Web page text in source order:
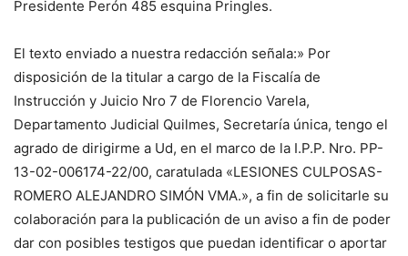
Presidente Perón 485 esquina Pringles.
El texto enviado a nuestra redacción señala:» Por
disposición de la titular a cargo de la Fiscalía de
Instrucción y Juicio Nro 7 de Florencio Varela,
Departamento Judicial Quilmes, Secretaría única, tengo el
agrado de dirigirme a Ud, en el marco de la I.P.P. Nro. PP-
13-02-006174-22/00, caratulada «LESIONES CULPOSAS-
ROMERO ALEJANDRO SIMÓN VMA.», a fin de solicitarle su
colaboración para la publicación de un aviso a fin de poder
dar con posibles testigos que puedan identificar o aportar